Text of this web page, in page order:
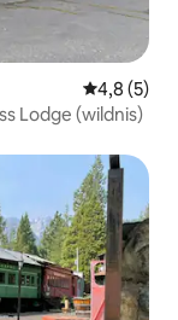
4,8 (5)
Lodge (wildnis)